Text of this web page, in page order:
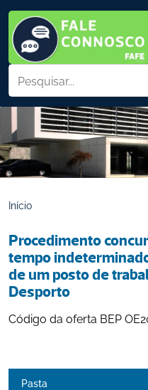
Início
Procedimento
tempo
de um posto de
Desporto
Código da oferta BEP
Pasta